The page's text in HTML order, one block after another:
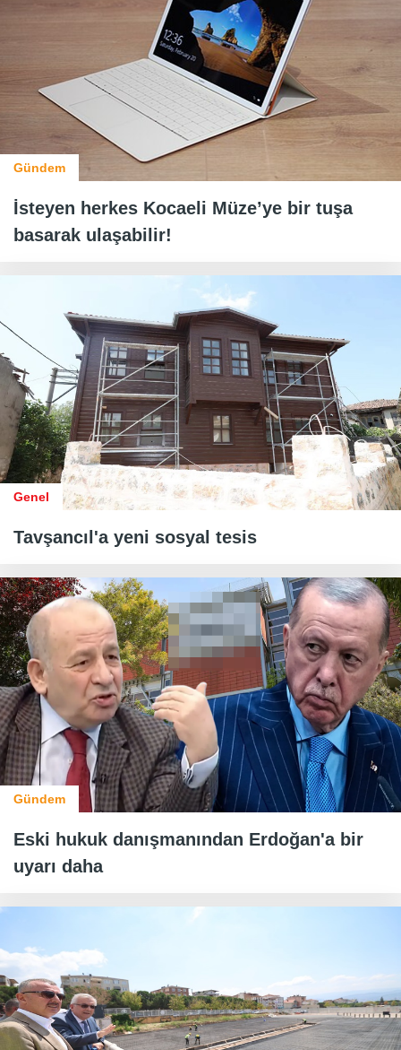
Gündem
İsteyen herkes Kocaeli Müze’ye bir tuşa
basarak ulaşabilir!
Genel
Tavşancıl'a yeni sosyal tesis
Gündem
Eski hukuk danışmanından Erdoğan'a bir
uyarı daha